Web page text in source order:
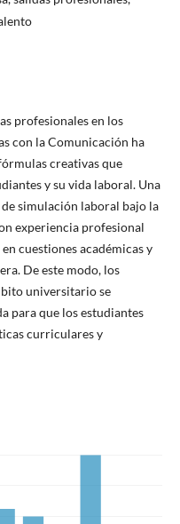
profesionales en los
con la Comunicación ha
creativas que
y su vida laboral. Una
simulación laboral bajo la
experiencia profesional
cuestiones académicas y
De este modo, los
universitario se
para que los estudiantes
curriculares y